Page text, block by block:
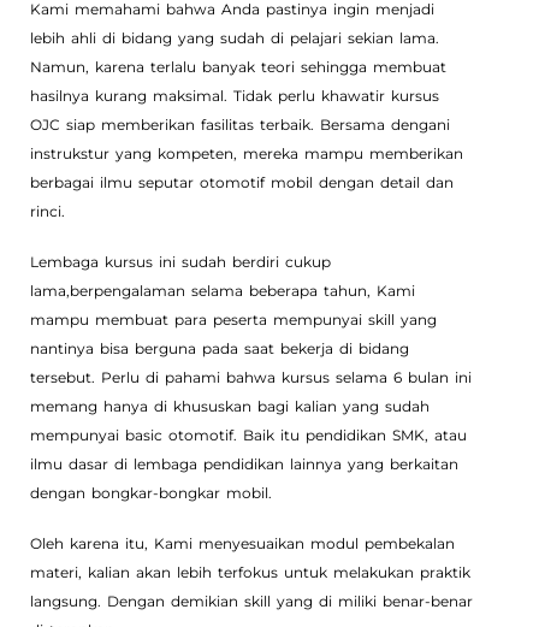
Kami memahami bahwa Anda pastinya ingin menjadi
lebih ahli di bidang yang sudah di pelajari sekian lama.
Namun, karena terlalu banyak teori sehingga membuat
hasilnya kurang maksimal. Tidak perlu khawatir kursus
OJC siap memberikan fasilitas terbaik. Bersama dengani
instrukstur yang kompeten, mereka mampu memberikan
berbagai ilmu seputar otomotif mobil dengan detail dan
rinci.
Lembaga kursus ini sudah berdiri cukup
lama,berpengalaman selama beberapa tahun, Kami
mampu membuat para peserta mempunyai skill yang
nantinya bisa berguna pada saat bekerja di bidang
tersebut. Perlu di pahami bahwa kursus selama 6 bulan ini
memang hanya di khususkan bagi kalian yang sudah
mempunyai basic otomotif. Baik itu pendidikan SMK, atau
ilmu dasar di lembaga pendidikan lainnya yang berkaitan
dengan bongkar-bongkar mobil.
Oleh karena itu, Kami menyesuaikan modul pembekalan
materi, kalian akan lebih terfokus untuk melakukan praktik
langsung. Dengan demikian skill yang di miliki benar-benar